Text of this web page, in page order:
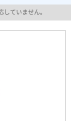
ていません。